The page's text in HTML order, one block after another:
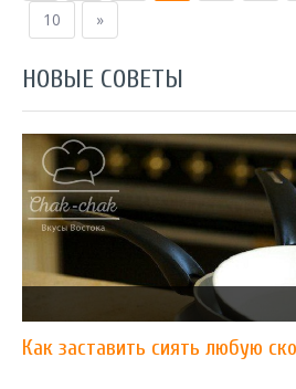
10
»
НОВЫЕ СОВЕТЫ
Как заставить сиять любую